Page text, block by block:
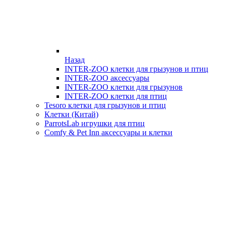
Назад
INTER-ZOO клетки для грызунов и птиц
INTER-ZOO аксессуары
INTER-ZOO клетки для грызунов
INTER-ZOO клетки для птиц
Tesoro клетки для грызунов и птиц
Клетки (Китай)
ParrotsLab игрушки для птиц
Comfy & Pet Inn аксессуары и клетки